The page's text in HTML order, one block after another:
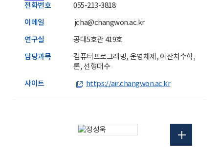
전화번호 055-213-3818
이메일 jcha@changwon.ac.kr
연구실 공대5호관 419호
담당과목
컴퓨터프로그래밍, 운영체제, 이산치수학, 자연어
론, 선형대수
사이트 https://air.changwon.ac.kr